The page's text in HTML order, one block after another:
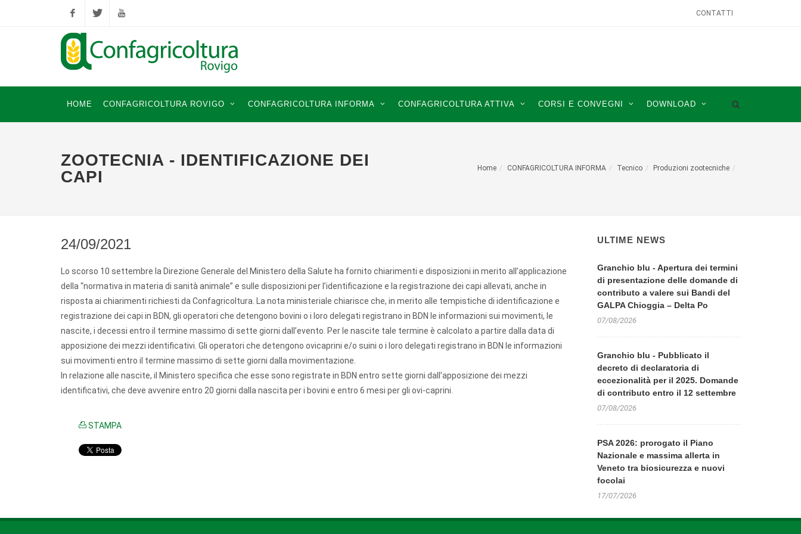
FacebookTwitter YouTube
CONTATTI
HOME CONFAGRICOLTURA ROVIGO CONFAGRICOLTURA INFORMA CONFAGRICOLTURA ATTIVA CORSI E CONVEGNI DOWNLOAD
ZOOTECNIA - IDENTIFICAZIONE DEI
CAPI
Home CONFAGRICOLTURA INFORMA Tecnico Produzioni zootecniche
24/09/2021
Lo scorso 10 settembre la Direzione Generale del Ministero della Salute ha fornito chiarimenti e disposizioni in merito all’applicazione
della “normativa in materia di sanità animale” e sulle disposizioni per l’identificazione e la registrazione dei capi allevati, anche in
risposta ai chiarimenti richiesti da Confagricoltura. La nota ministeriale chiarisce che, in merito alle tempistiche di identificazione e
registrazione dei capi in BDN, gli operatori che detengono bovini o i loro delegati registrano in BDN le informazioni sui movimenti, le
nascite, i decessi entro il termine massimo di sette giorni dall’evento. Per le nascite tale termine è calcolato a partire dalla data di
apposizione dei mezzi identificativi. Gli operatori che detengono ovicaprini e/o suini o i loro delegati registrano in BDN le informazioni
sui movimenti entro il termine massimo di sette giorni dalla movimentazione.
In relazione alle nascite, il Ministero specifica che esse sono registrate in BDN entro sette giorni dall’apposizione dei mezzi
identificativi, che deve avvenire entro 20 giorni dalla nascita per i bovini e entro 6 mesi per gli ovi-caprini.
STAMPA
ULTIME NEWS
Granchio blu - Apertura dei termini
di presentazione delle domande di
contributo a valere sui Bandi del
GALPA Chioggia – Delta Po
07/08/2026
Granchio blu - Pubblicato il
decreto di declaratoria di
eccezionalità per il 2025. Domande
di contributo entro il 12 settembre
07/08/2026
PSA 2026: prorogato il Piano
Nazionale e massima allerta in
Veneto tra biosicurezza e nuovi
focolai
17/07/2026